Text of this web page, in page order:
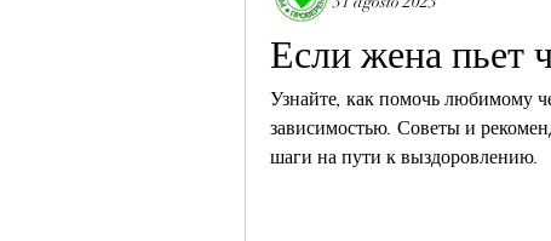
Если жена пьет
Узнайте, как помочь любимому
зависимостью. Советы и
шаги на пути к выздоровлению.